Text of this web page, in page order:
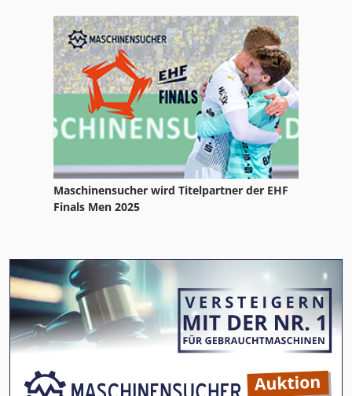
Maschinensucher wird Titelpartner der EHF
Finals Men 2025